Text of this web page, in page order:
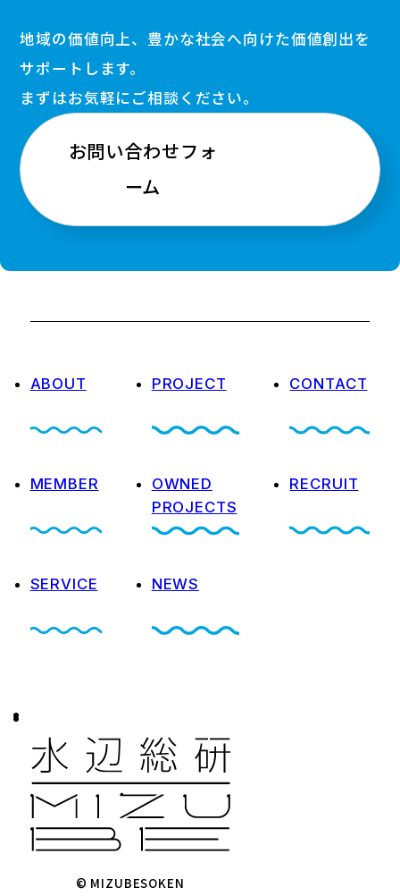
地域の価値向上、豊かな社会へ向けた価値創出を
サポートします。
まずはお気軽にご相談ください。
お問い合わせフォ
ーム
ABOUT
MEMBER
SERVICE
PROJECT
OWNED
PROJECTS
NEWS
CONTACT
RECRUIT
© MIZUBESOKEN